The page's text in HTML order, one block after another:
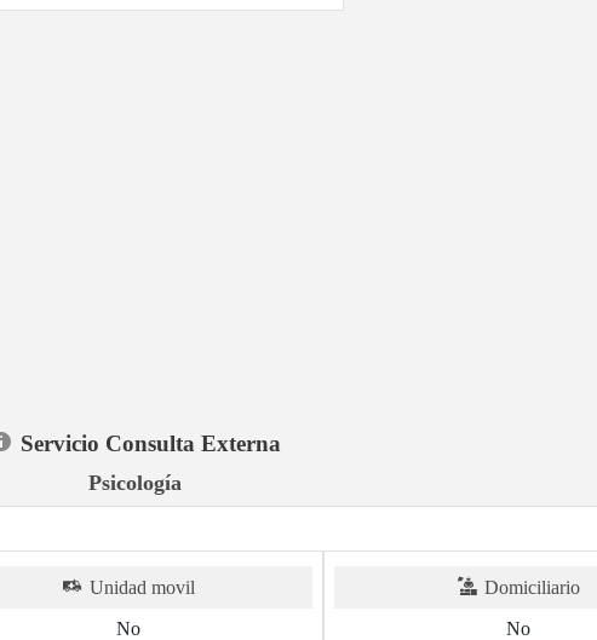
Servicio Consulta Externa
Psicología
Unidad movil
No
Domiciliario
No